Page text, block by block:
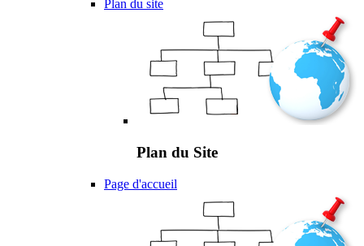
Plan du site
Plan du Site
Page d'accueil